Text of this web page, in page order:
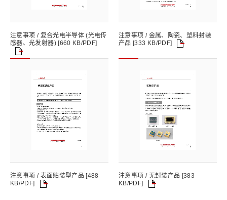
注意事项 / 复合光电半导体 (光电传
感器、光发射器) [660 KB/PDF]
注意事项 / 金属、陶瓷、塑料封装
产品 [333 KB/PDF]
注意事项 / 表面贴装型产品 [488
KB/PDF]
注意事项 / 无封装产品 [383
KB/PDF]